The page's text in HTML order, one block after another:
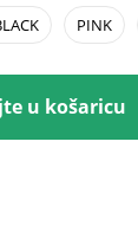
PINK
u košaricu